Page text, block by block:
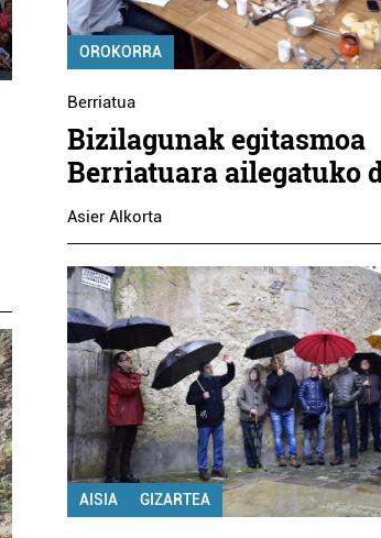
OROKORRA
Berriatua
Bizilagunak egitasmoa
Berriatuara ailegatuko
Asier Alkorta
AISIA GIZARTEA